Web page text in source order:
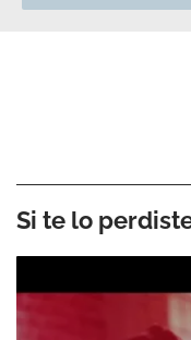
Si te lo